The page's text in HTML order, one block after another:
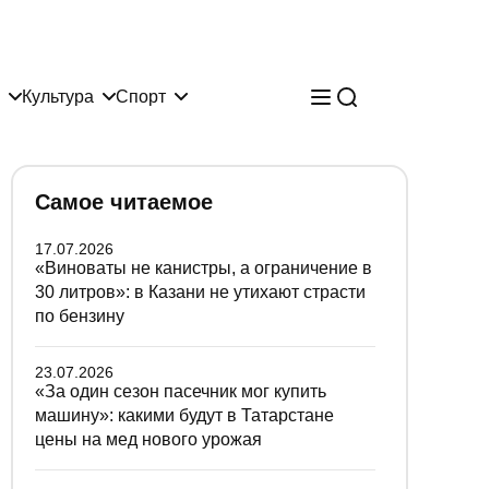
Культура Спорт
Самое читаемое
17.07.2026
«Виноваты не канистры, а ограничение в
30 литров»: в Казани не утихают страсти
по бензину
23.07.2026
«За один сезон пасечник мог купить
машину»: какими будут в Татарстане
цены на мед нового урожая